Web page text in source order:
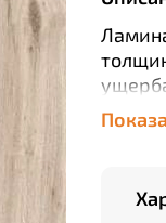
длине
2,109